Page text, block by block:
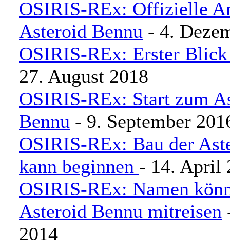
OSIRIS-REx: Offizielle
Asteroid Bennu - 4.
OSIRIS-REx: Erster
27. August 2018
OSIRIS-REx: Start zum
Bennu - 9. September
OSIRIS-REx: Bau der
kann beginnen - 14. April
OSIRIS-REx: Namen
Asteroid Bennu mitreisen
2014